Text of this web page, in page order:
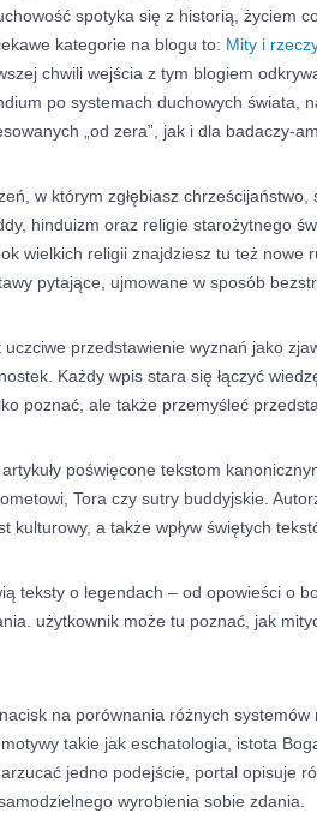
spotyka się z historią, życiem
kategorie na blogu to: Mity i
chwili wejścia z tym blogiem
po systemach duchowych świata,
„od zera”, jak i dla badaczy-
w którym zgłębiasz chrześcijaństwo,
hinduizm oraz religie starożytnego
wielkich religii znajdziesz tu też nowe
pytające, ujmowane w sposób
przedstawienie wyznań jako
Każdy wpis stara się łączyć
poznać, ale także przemyśleć
poświęcone tekstom
Tora czy sutry buddyjskie.
kulturowy, a także wpływ świętych
teksty o legendach – od opowieści o
użytkownik może tu poznać, jak
na porównania różnych systemów
takie jak eschatologia, istota
jedno podejście, portal opisuje
wyrobienia sobie zdania.